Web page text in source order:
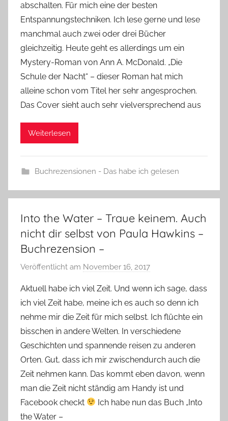
n
n
e
abschalten. Für mich eine der besten
Entspannungstechniken. Ich lese gerne und lese
manchmal auch zwei oder drei Bücher
gleichzeitig. Heute geht es allerdings um ein
Mystery-Roman von Ann A. McDonald. „Die
Schule der Nacht“ – dieser Roman hat mich
alleine schon vom Titel her sehr angesprochen.
Das Cover sieht auch sehr vielversprechend aus
Weiterlesen
Buchrezensionen - Das habe ich gelesen
Into the Water – Traue keinem. Auch
nicht dir selbst von Paula Hawkins –
Buchrezension –
Veröffentlicht am November 16, 2017
n
Y
v
o
n
n
e
Aktuell habe ich viel Zeit. Und wenn ich sage, dass
ich viel Zeit habe, meine ich es auch so denn ich
nehme mir die Zeit für mich selbst. Ich flüchte ein
bisschen in andere Welten. In verschiedene
Geschichten und spannende reisen zu anderen
Orten. Gut, dass ich mir zwischendurch auch die
Zeit nehmen kann. Das kommt eben davon, wenn
man die Zeit nicht ständig am Handy ist und
Facebook checkt
Ich habe nun das Buch „Into
the Water –